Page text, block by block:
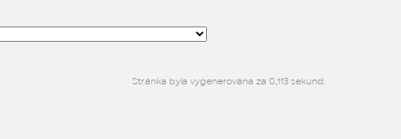
Stránka byla vygenerována za 0,113 sekund.